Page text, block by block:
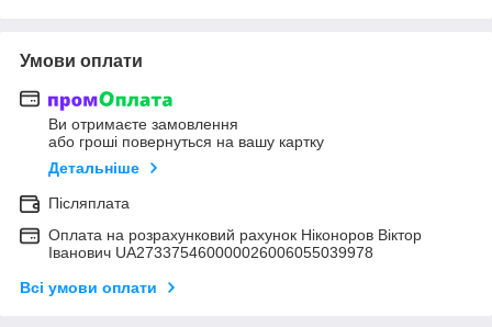
Умови оплати
Ви отримаєте замовлення
або гроші повернуться на вашу картку
Детальніше
Післяплата
Оплата на розрахунковий рахунок Ніконоров Віктор
Іванович UA273375460000026006055039978
Всі умови оплати